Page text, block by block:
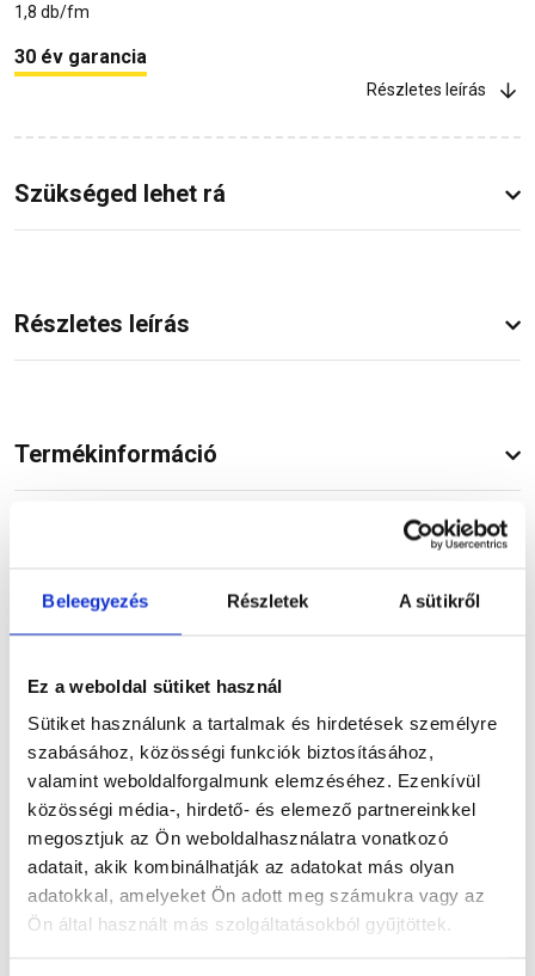
Beleegyezés Részletek A sütikről
Ez a weboldal sütiket használ
Sütiket használunk a tartalmak és hirdetések személyre
szabásához, közösségi funkciók biztosításához,
valamint weboldalforgalmunk elemzéséhez. Ezenkívül
közösségi média-, hirdető- és elemező partnereinkkel
megosztjuk az Ön weboldalhasználatra vonatkozó
adatait, akik kombinálhatják az adatokat más olyan
adatokkal, amelyeket Ön adott meg számukra vagy az
Ön által használt más szolgáltatásokból gyűjtöttek.
1,8 db/fm
30 év garancia
Részletes leírás
Szükséged lehet rá
Részletes leírás
Termékinformáció
Vásárlói vélemények
Kérdések és válaszok